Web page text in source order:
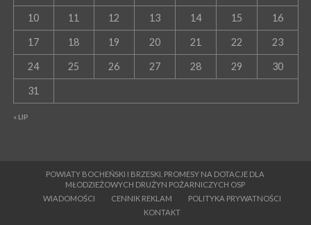
« LIP
10 11 12 13 14 15 16
17 18 19 20 21 22 23
24 25 26 27 28 29 30
31
POWIATY BOCHEŃSKI I BRZESKI. PROMESY NA DOTACJE DLA
MŁODZIEŻOWYCH DRUŻYN POŻARNICZYCH OSP
WIADOMOŚCI
CENNIK REKLAM
POLITYKA PRYWATNOŚCI
KONTAKT